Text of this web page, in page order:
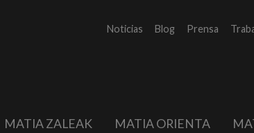
Noticias Blog Prensa
MATIA ZALEAK MATIA ORIENTA